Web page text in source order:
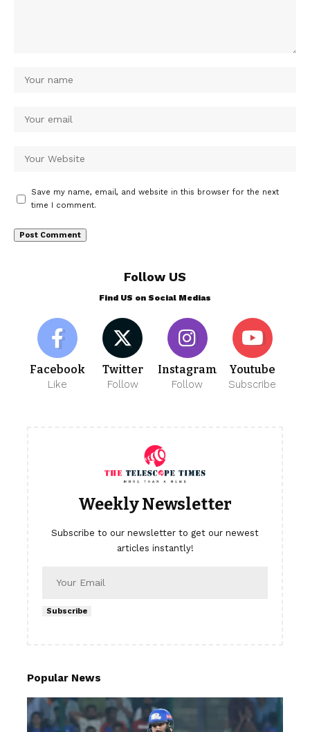
Save my name, email, and website in this browser for the next
time I comment.
Follow US
Find US on Social Medias
Facebook
Like
Twitter
Follow
Instagram
Follow
Youtube
Subscribe
Weekly Newsletter
Subscribe to our newsletter to get our newest
articles instantly!
Subscribe
Popular News